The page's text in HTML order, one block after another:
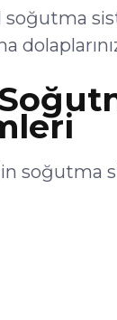
soğutma
soğutma